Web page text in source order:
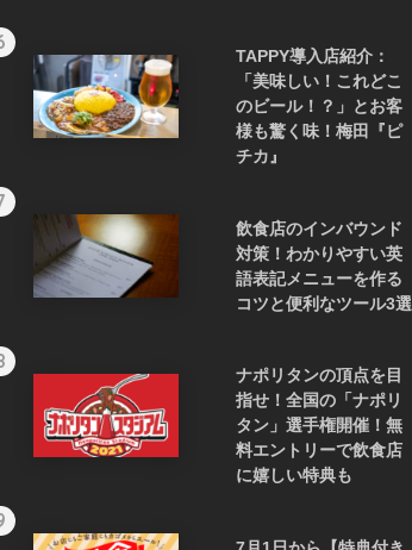
TAPPY導入店紹介：
「美味しい！これどこ
のビール！？」とお客
様も驚く味！梅田『ピ
チカ』
飲食店のインバウンド
対策！わかりやすい英
語表記メニューを作る
コツと便利なツール3選
ナポリタンの頂点を目
指せ！全国の「ナポリ
タン」選手権開催！無
料エントリーで飲食店
に嬉しい特典も